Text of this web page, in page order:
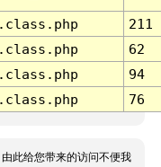
211
62
94
76
此给您带来的访问不便我